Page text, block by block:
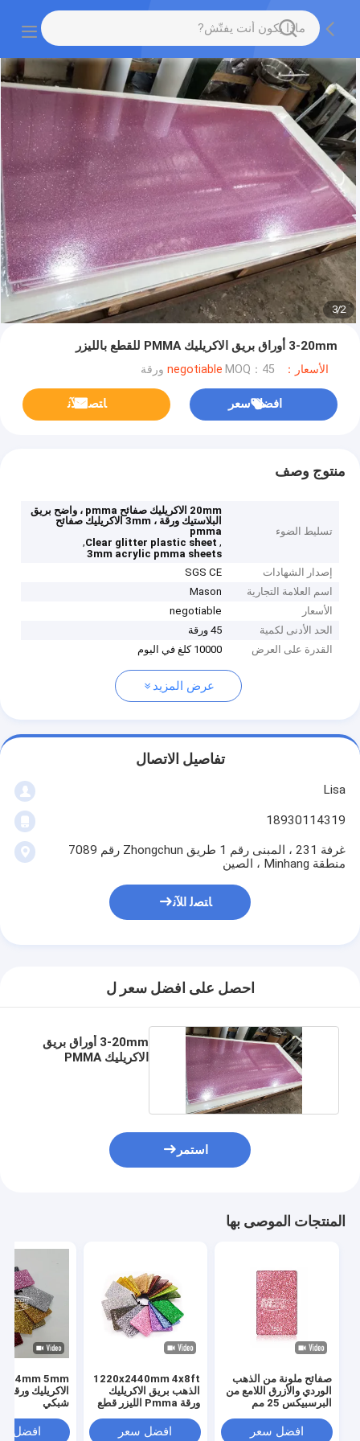
2
/
3
3-20mm أوراق بريق الاكريليك PMMA للقطع بالليزر
الأسعار：negotiable MOQ：45 ورقة
افضل سعر ﺎﺘﺼﻟ ﺍﻶﻧ
منتوج وصف
تسليط الضوء
20mm الاكريليك صفائح pmma ، واضح بريق
البلاستيك ورقة ، 3mm الاكريليك صفائح
pmma
,
Clear glitter plastic sheet
,
3mm acrylic pmma sheets
إصدار الشهادات
SGS CE
اسم العلامة التجارية
Mason
الأسعار
negotiable
الحد الأدنى لكمية
45 ورقة
القدرة على العرض
10000 كلغ في اليوم
عرض المزيد
تفاصيل الاتصال
Lisa
18930114319
غرفة 231 ، المبنى رقم 1 طريق Zhongchun رقم 7089
منطقة Minhang ، الصين
ﺎﺘﺼﻟ ﺍﻶﻧ
احصل على افضل سعر ل
3-20mm أوراق بريق
الاكريليك PMMA
استمر
المنتجات الموصى بها
صفائح ملونة من الذهب
الوردي والأزرق اللامع من
البرسبيكس 25 مم
افضل سعر
1220x2440mm 4x8ft
الذهب بريق الاكريليك
ورقة Pmma الليزر قطع
افضل سعر
الاكريليك ورقة
شبكي
افضل